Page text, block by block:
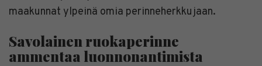
maakunnat ylpeinä omia perinneherkkujaan.
Savolainen ruokaperinne
ammentaa luonnonantimista